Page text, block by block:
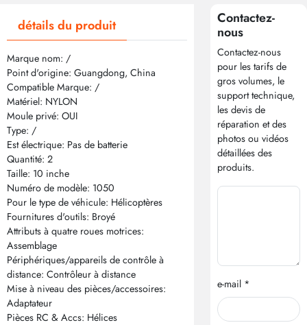
détails du produit
Marque nom: /
Point d'origine: Guangdong, China
Compatible Marque: /
Matériel: NYLON
Moule privé: OUI
Type: /
Est électrique: Pas de batterie
Quantité: 2
Taille: 10 inche
Numéro de modèle: 1050
Pour le type de véhicule: Hélicoptères
Fournitures d'outils: Broyé
Attributs à quatre roues motrices:
Assemblage
Périphériques/appareils de contrôle à
distance: Contrôleur à distance
Mise à niveau des pièces/accessoires:
Adaptateur
Pièces RC & Accs: Hélices
Contactez-
nous
Contactez-nous
pour les tarifs de
gros volumes, le
support technique,
les devis de
réparation et des
photos ou vidéos
détaillées des
produits.
e-mail *